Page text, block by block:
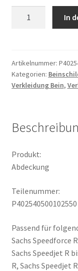
In
Artikelnummer:
Kategorien:
Verkleidung Bein,
Produkt:
Abdeckung
Teilenummer:
P402540500102550
Passend für
Sachs Speedforce
Sachs Speedjet R
R, Sachs Speedjet